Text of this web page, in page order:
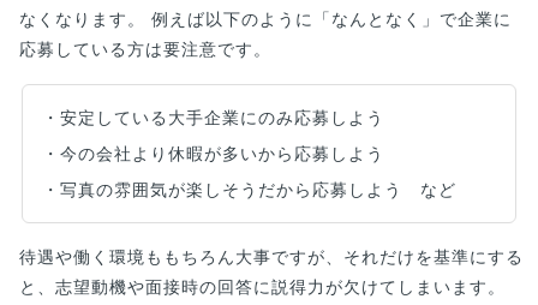
なくなります。 例えば以下のように「なんとなく」で企業に
応募している方は要注意です。
・安定している大手企業にのみ応募しよう
・今の会社より休暇が多いから応募しよう
・写真の雰囲気が楽しそうだから応募しよう など
待遇や働く環境ももちろん大事ですが、それだけを基準にする
と、志望動機や面接時の回答に説得力が欠けてしまいます。